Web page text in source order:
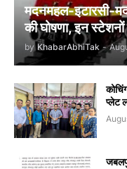
मदनमहल-इटारसी-
की घोषणा, इन स्टेशनों
by KhabarAbhiTak -
प्लेट